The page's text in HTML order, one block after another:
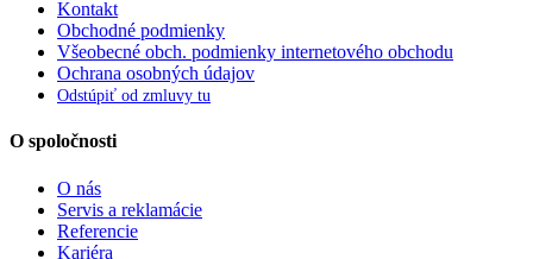
Kontakt
Obchodné podmienky
Všeobecné obch. podmienky internetového obchodu
Ochrana osobných údajov
Odstúpiť od zmluvy tu
O spoločnosti
O nás
Servis a reklamácie
Referencie
Kariéra